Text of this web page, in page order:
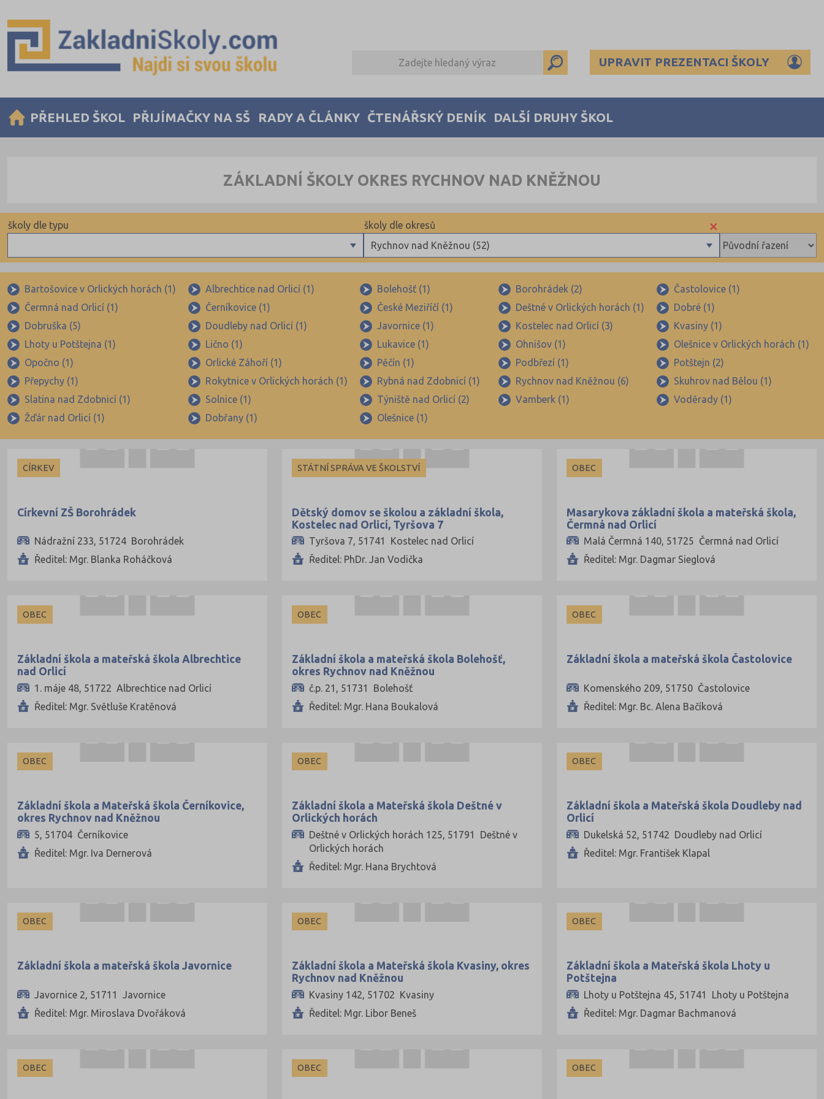
UPRAVIT PREZENTACI ŠKOLY
PŘEHLED ŠKOL PŘIJÍMAČKY NA SŠ RADY A ČLÁNKY ČTENÁŘSKÝ DENÍK DALŠÍ DRUHY ŠKOL
ZÁKLADNÍ ŠKOLY OKRES RYCHNOV NAD KNĚŽNOU
×
Rychnov nad Kněžnou (52)
školy dle okresů
Beroun (48)
Blansko (54)
Brno-město (99)
Brno-venkov (111)
Bruntál (45)
Břeclav (52)
Česká Lípa (48)
Děčín (54)
Frýdek-Místek (90)
Havlíčkův Brod (49)
Hodonín (67)
Jablonec nad Nisou (37)
Jeseník (20)
Jičín (41)
Kladno (63)
Klatovy (43)
Kolín (40)
Kroměříž (50)
Mělník (50)
Mladá Boleslav (46)
Most (30)
školy dle typu
Obecní
Privátní
Církevní
Krajské
Bartošovice v Orlických horách (1) Albrechtice nad Orlicí (1) Bolehošť (1) Borohrádek (2)
Častolovice (1)
Čermná nad Orlicí (1)
Černíkovice (1) České Meziříčí (1) Deštné v Orlických horách (1)
Dobré (1)
Dobruška (5)
Doudleby nad Orlicí (1) Javornice (1) Kostelec nad Orlicí (3)
Kvasiny (1)
Lhoty u Potštejna (1)
Lično (1) Lukavice (1) Ohnišov (1)
Olešnice v Orlických horách (1)
Opočno (1)
Orlické Záhoří (1) Pěčín (1) Podbřezí (1)
Potštejn (2)
Přepychy (1)
Rokytnice v Orlických horách (1) Rybná nad Zdobnicí (1) Rychnov nad Kněžnou (6)
Skuhrov nad Bělou (1)
Slatina nad Zdobnicí (1)
Solnice (1) Týniště nad Orlicí (2) Vamberk (1)
Voděrady (1)
Žďár nad Orlicí (1)
Dobřany (1) Olešnice (1)
CÍRKEV
Církevní ZŠ Borohrádek
Nádražní 233, 51724 Borohrádek
Ředitel: Mgr. Blanka Roháčková
STÁTNÍ SPRÁVA VE ŠKOLSTVÍ
Dětský domov se školou a základní škola,
Kostelec nad Orlicí, Tyršova 7
Tyršova 7, 51741 Kostelec nad Orlicí
Ředitel: PhDr. Jan Vodička
OBEC
Masarykova základní škola a mateřská škola,
Čermná nad Orlicí
Malá Čermná 140, 51725 Čermná nad Orlicí
Ředitel: Mgr. Dagmar Sieglová
OBEC
Základní škola a mateřská škola Albrechtice
nad Orlicí
1. máje 48, 51722 Albrechtice nad Orlicí
Ředitel: Mgr. Světluše Kratěnová
OBEC
Základní škola a mateřská škola Bolehošť,
okres Rychnov nad Kněžnou
č.p. 21, 51731 Bolehošť
Ředitel: Mgr. Hana Boukalová
OBEC
Základní škola a mateřská škola Častolovice
Komenského 209, 51750 Častolovice
Ředitel: Mgr. Bc. Alena Bačíková
OBEC
Základní škola a Mateřská škola Černíkovice,
okres Rychnov nad Kněžnou
5, 51704 Černíkovice
Ředitel: Mgr. Iva Dernerová
OBEC
Základní škola a Mateřská škola Deštné v
Orlických horách
Deštné v Orlických horách 125, 51791 Deštné v
Orlických horách
Ředitel: Mgr. Hana Brychtová
OBEC
Základní škola a Mateřská škola Doudleby nad
Orlicí
Dukelská 52, 51742 Doudleby nad Orlicí
Ředitel: Mgr. František Klapal
OBEC
Základní škola a mateřská škola Javornice
Javornice 2, 51711 Javornice
Ředitel: Mgr. Miroslava Dvořáková
OBEC
Základní škola a Mateřská škola Kvasiny, okres
Rychnov nad Kněžnou
Kvasiny 142, 51702 Kvasiny
Ředitel: Mgr. Libor Beneš
OBEC
Základní škola a Mateřská škola Lhoty u
Potštejna
Lhoty u Potštejna 45, 51741 Lhoty u Potštejna
Ředitel: Mgr. Dagmar Bachmanová
OBEC OBEC OBEC